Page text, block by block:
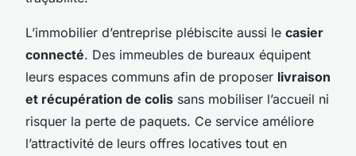
L’immobilier d’entreprise plébiscite aussi le casier
connecté. Des immeubles de bureaux équipent
leurs espaces communs afin de proposer livraison
et récupération de colis sans mobiliser l’accueil ni
risquer la perte de paquets. Ce service améliore
l’attractivité de leurs offres locatives tout en